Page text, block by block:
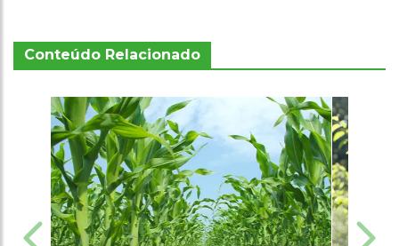
Conteúdo Relacionado